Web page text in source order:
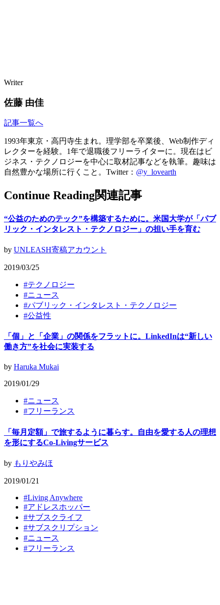
Writer
佐藤 由佳
記事一覧へ
1993年東京・高円寺生まれ。理学部を卒業後、Web制作ディ
レクターを経験。1年で退職後フリーライターに。現在はビ
ジネス・テクノロジーを中心に取材記事などを執筆。趣味は
自然豊かな場所に行くこと。Twitter： @y_lovearth
Continue Reading関連記事
“公益のためのテック”を構築するために。米国大学が「パブ
リック・インタレスト・テクノロジー」の担い手を育む
by UNLEASH寄稿アカウント
2019/03/25
#テクノロジー
#ニュース
#パブリック・インタレスト・テクノロジー
#公益性
「個」と「企業」の関係をフラットに。LinkedInは“新しい
働き方”を社会に実装する
by Haruka Mukai
2019/01/29
#ニュース
#フリーランス
「毎月定額」で旅するように暮らす。自由を愛する人の理想
を形にするCo-Livingサービス
by もりやみほ
2019/01/21
#Living Anywhere
#アドレスホッパー
#サブスクライフ
#サブスクリプション
#ニュース
#フリーランス